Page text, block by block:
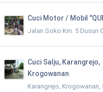
Cuci Motor / Mobil
Jalan Soko Km. 5 Dusun
Cuci Salju, Karangrejo,
Krogowanan
Karangrejo, Krogowanan,